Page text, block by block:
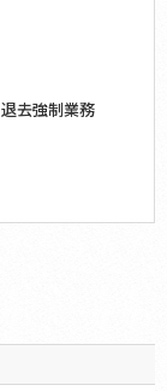
退去強制業務